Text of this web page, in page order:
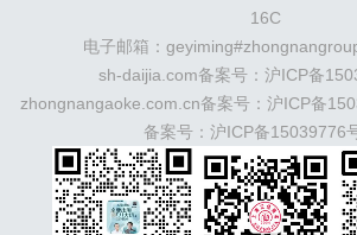
16C
电子邮箱：
sh-daijia.com备案号： 沪ICP备
zhongnangaoke.com.cn备案号： 沪ICP备
备案号： 沪ICP备15039776